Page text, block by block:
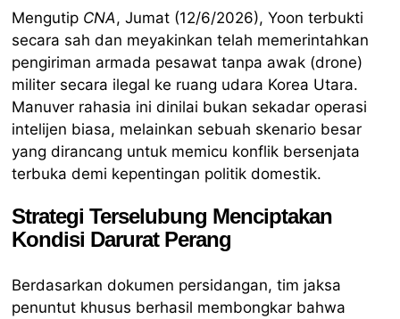
Mengutip CNA, Jumat (12/6/2026), Yoon terbukti
secara sah dan meyakinkan telah memerintahkan
pengiriman armada pesawat tanpa awak (drone)
militer secara ilegal ke ruang udara Korea Utara.
Manuver rahasia ini dinilai bukan sekadar operasi
intelijen biasa, melainkan sebuah skenario besar
yang dirancang untuk memicu konflik bersenjata
terbuka demi kepentingan politik domestik.
Strategi Terselubung Menciptakan
Kondisi Darurat Perang
Berdasarkan dokumen persidangan, tim jaksa
penuntut khusus berhasil membongkar bahwa